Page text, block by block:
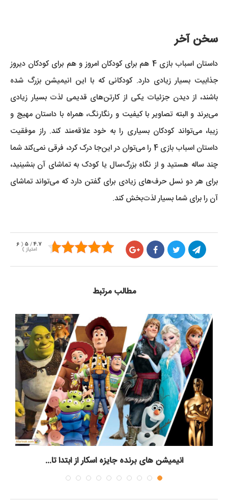
سخن آخر
داستان اسباب بازی 4 هم برای کودکان امروز و هم برای کودکان دیروز
جذابیت بسیار زیادی دارد. کودکانی که با این انیمیشن بزرگ شده
باشند، از دیدن جزئیات یکی از کارتن‌های قدیمی لذت بسیار زیادی
می‌برند و البته تصاویر با کیفیت و رنگارنگ، همراه با داستان مهیج و
زیبا، می‌تواند کودکان بسیاری را به خود علاقه‌مند کند. راز موفقیت
داستان اسباب بازی 4 را می‌توان در این‌جا درک کرد، فرقی نمی‌کند شما
چند ساله هستید و از نگاه بزرگ‌سال یا کودک به تماشای آن بنشینید،
برای هر دو نسل حرف‌های زیادی برای گفتن دارد که می‌تواند تماشای
آن را برای شما بسیار لذت‌بخش کند.
4.7
/
5
(
6
امتیاز)
مطالب مرتبط
انیمیشن های برنده جایزه اسکار از ابتدا تا...